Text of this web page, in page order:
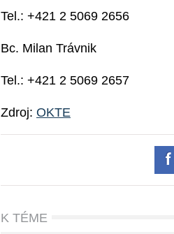
Tel.: +421 2 5069 2656
Bc. Milan Trávnik
Tel.: +421 2 5069 2657
Zdroj: OKTE
K TÉME